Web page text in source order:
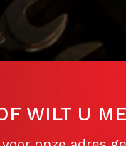
WILT U